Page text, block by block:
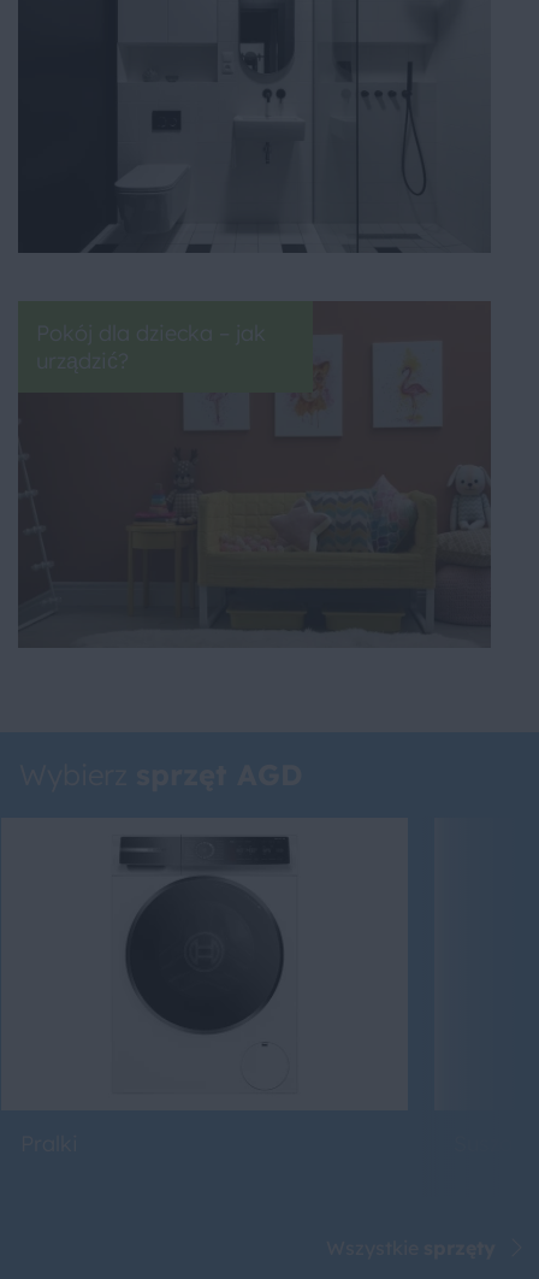
Pokój dla dziecka – jak
urządzić?